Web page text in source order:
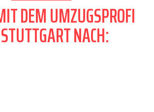
DEM UMZUGSPROFI
NACH: